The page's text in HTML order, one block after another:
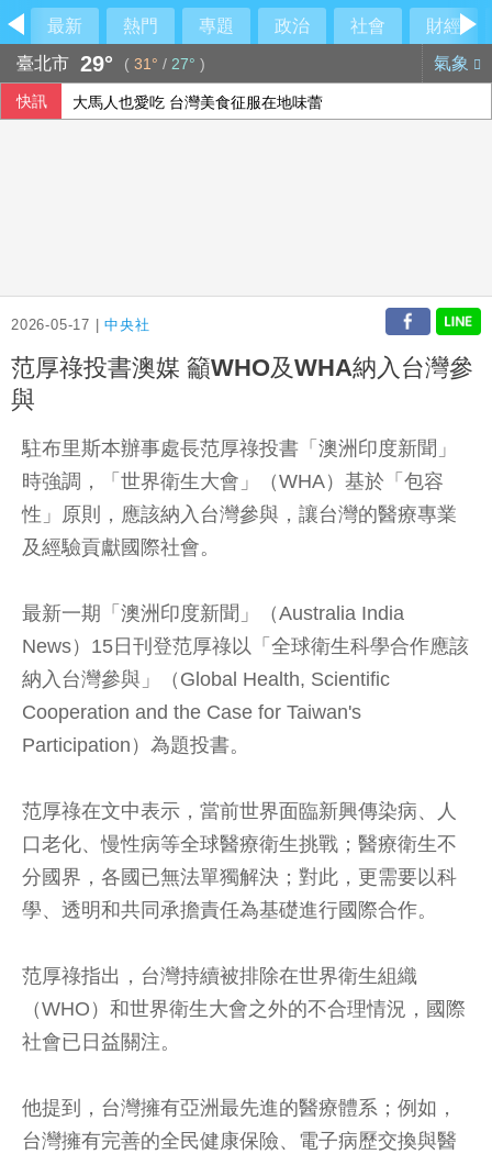
最新 熱門 專題 政治 社會
財經
臺北市 29° ( 31° / 27° ) 氣象
快訊 大馬人也愛吃 台灣美食征服在地味蕾
2026-05-17 |中央社
范厚祿投書澳媒 籲WHO及WHA納入台灣參
與
駐布里斯本辦事處長范厚祿投書「澳洲印度新聞」
時強調，「世界衛生大會」（WHA）基於「包容
性」原則，應該納入台灣參與，讓台灣的醫療專業
及經驗貢獻國際社會。
最新一期「澳洲印度新聞」（Australia India
News）15日刊登范厚祿以「全球衛生科學合作應該
納入台灣參與」（Global Health, Scientific
Cooperation and the Case for Taiwan's
Participation）為題投書。
范厚祿在文中表示，當前世界面臨新興傳染病、人
口老化、慢性病等全球醫療衛生挑戰；醫療衛生不
分國界，各國已無法單獨解決；對此，更需要以科
學、透明和共同承擔責任為基礎進行國際合作。
范厚祿指出，台灣持續被排除在世界衛生組織
（WHO）和世界衛生大會之外的不合理情況，國際
社會已日益關注。
他提到，台灣擁有亞洲最先進的醫療體系；例如，
台灣擁有完善的全民健康保險、電子病歷交換與醫